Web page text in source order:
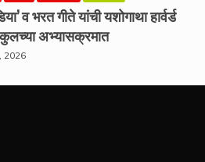
व भरत गीते यांची यशोगाथा हार्वर्ड
अभ्यासक्रमात
2026